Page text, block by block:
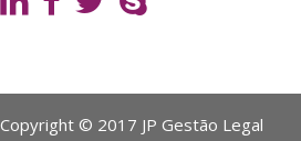
Copyright © 2017 JP Gestão Legal